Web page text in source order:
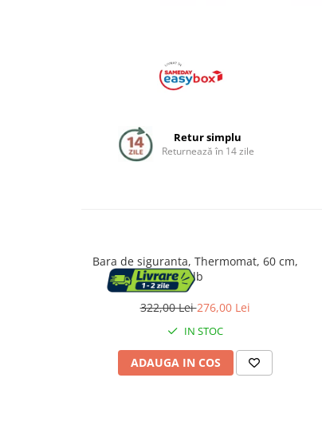
Clapete de actionare
Ingrijire personala
Perii de par electrice
Retur simplu
Returnează în 14 zile
Bara de siguranta, Thermomat, 60 cm,
alb
322,00 Lei276,00 Lei
IN STOC
ADAUGA IN COS